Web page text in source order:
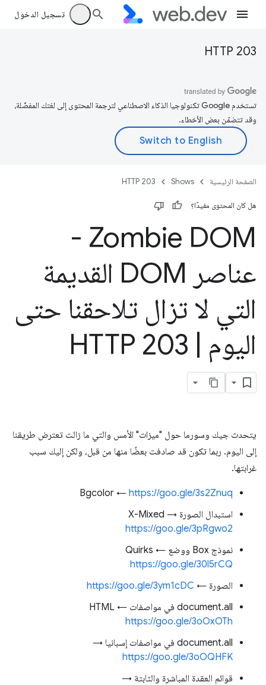
تسجيل الدخول
HTTP 203
تستخدم Google تكنولوجيا الذكاء الاصطناعي لترجمة المحتوى إلى لغتك المفضّلة،
وقد تتضمّن بعض الأخطاء.
الصفحة الرئيسية Shows
HTTP 203
هل كان المحتوى مفيدًا؟
Zombie DOM -
عناصر DOM القديمة
التي لا تزال تلاحقنا حتى
اليوم
يتحدث جيك وسورما حول "ميزات" الأمس والتي ما زالت تعترض طريقنا
إلى اليوم. ربما تكون قد صادفت بعضًا منها من قبل، ولكن إليك سبب
غرابتها.
Bgcolor ← https://goo.gle/3s2Znuq
استبدال الصورة X-Mixed →
https://goo.gle/3pRgwo2
نموذج Box ووضع Quirks ←
https://goo.gle/30l5rCQ
الصورة ← https://goo.gle/3ym1cDC
document.all في مواصفات HTML ←
https://goo.gle/3oOxOTh
document.all في مواصفات إسبانيا →
https://goo.gle/3oOQHFK
قوائم العقدة المباشرة والثابتة →